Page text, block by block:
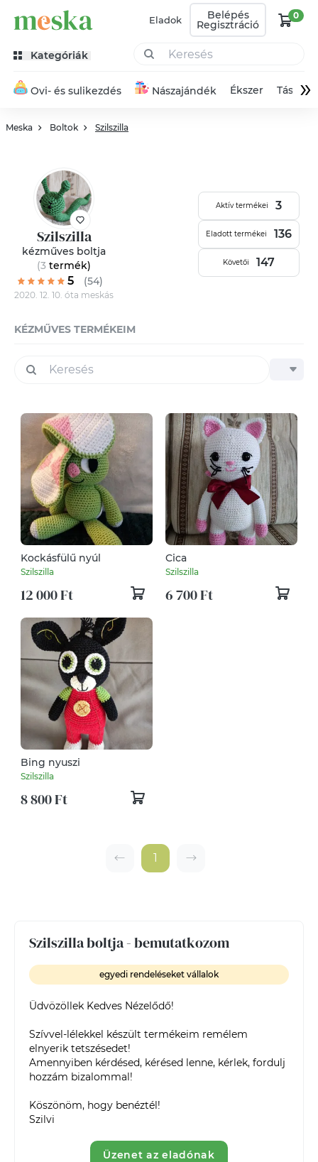
Eladok Belépés
Regisztráció
0
Kategóriák
Ovi- és sulikezdés Nászajándék Ékszer Táska»
Meska Boltok Szilszilla
Szilszilla
kézműves boltja
(3 termék)
5 (54)
2020. 12. 10. óta meskás
Aktív termékei 3
Eladott termékei 136
Követői 147
Szilszilla boltja - bemutatkozom
egyedi rendeléseket vállalok
Üdvözöllek Kedves Nézelődő!
Szívvel-lélekkel készült termékeim remélem
elnyerik tetszésedet!
Amennyiben kérdésed, kérésed lenne, kérlek, fordulj
hozzám bizalommal!
Köszönöm, hogy benéztél!
Szilvi
Üzenet az eladónak
KÉZMŰVES TERMÉKEIM
Kockásfülű nyúl
Szilszilla
12 000 Ft
Cica
Szilszilla
6 700 Ft
Bing nyuszi
Szilszilla
8 800 Ft
1